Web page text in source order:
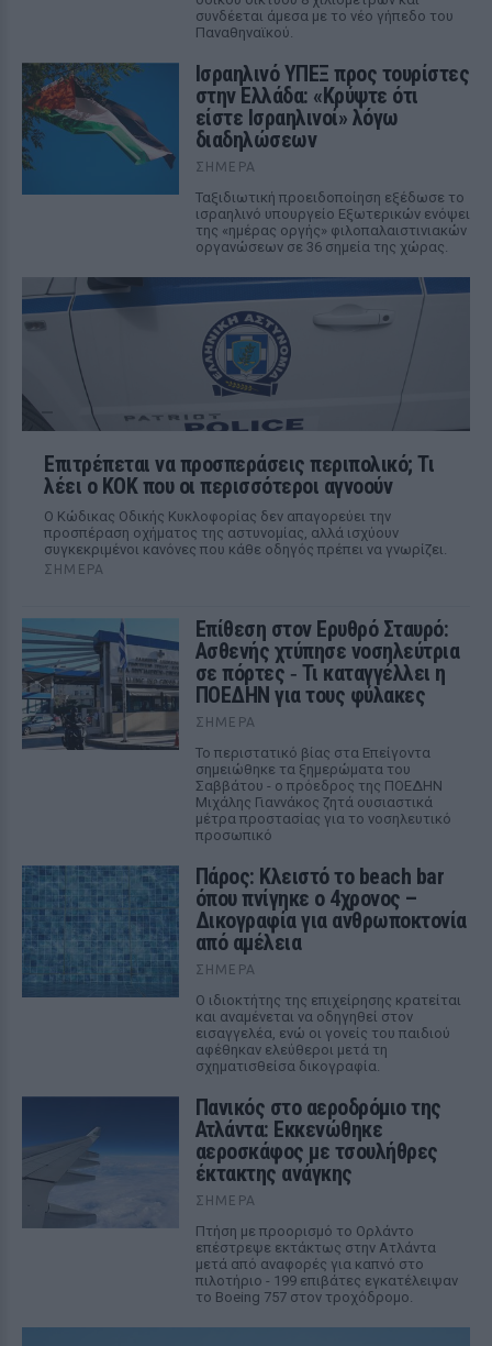
συνδέεται άμεσα με το νέο γήπεδο του
Παναθηναϊκού.
Ισραηλινό ΥΠΕΞ προς τουρίστες
στην Ελλάδα: «Κρύψτε ότι
είστε Ισραηλινοί» λόγω
διαδηλώσεων
ΣΉΜΕΡΑ
Ταξιδιωτική προειδοποίηση εξέδωσε το
ισραηλινό υπουργείο Εξωτερικών ενόψει
της «ημέρας οργής» φιλοπαλαιστινιακών
οργανώσεων σε 36 σημεία της χώρας.
Επιτρέπεται να προσπεράσεις περιπολικό; Τι
λέει ο ΚΟΚ που οι περισσότεροι αγνοούν
Ο Κώδικας Οδικής Κυκλοφορίας δεν απαγορεύει την
προσπέραση οχήματος της αστυνομίας, αλλά ισχύουν
συγκεκριμένοι κανόνες που κάθε οδηγός πρέπει να γνωρίζει.
ΣΉΜΕΡΑ
Επίθεση στον Ερυθρό Σταυρό:
Ασθενής χτύπησε νοσηλεύτρια
σε πόρτες ‑ Τι καταγγέλλει η
ΠΟΕΔΗΝ για τους φύλακες
ΣΉΜΕΡΑ
Το περιστατικό βίας στα Επείγοντα
σημειώθηκε τα ξημερώματα του
Σαββάτου - ο πρόεδρος της ΠΟΕΔΗΝ
Μιχάλης Γιαννάκος ζητά ουσιαστικά
μέτρα προστασίας για το νοσηλευτικό
προσωπικό
Πάρος: Κλειστό το beach bar
όπου πνίγηκε ο 4χρονος –
Δικογραφία για ανθρωποκτονία
από αμέλεια
ΣΉΜΕΡΑ
Ο ιδιοκτήτης της επιχείρησης κρατείται
και αναμένεται να οδηγηθεί στον
εισαγγελέα, ενώ οι γονείς του παιδιού
αφέθηκαν ελεύθεροι μετά τη
σχηματισθείσα δικογραφία.
Πανικός στο αεροδρόμιο της
Ατλάντα: Εκκενώθηκε
αεροσκάφος με τσουλήθρες
έκτακτης ανάγκης
ΣΉΜΕΡΑ
Πτήση με προορισμό το Ορλάντο
επέστρεψε εκτάκτως στην Ατλάντα
μετά από αναφορές για καπνό στο
πιλοτήριο - 199 επιβάτες εγκατέλειψαν
το Boeing 757 στον τροχόδρομο.